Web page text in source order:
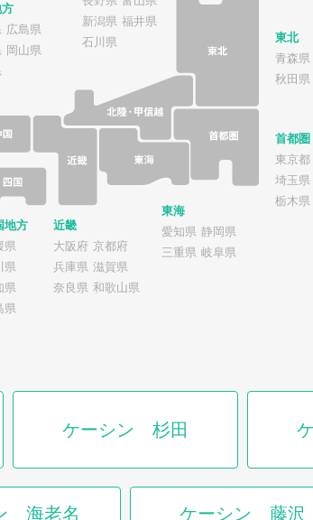
東北
青森県
秋田県
新潟県 福井県
石川県
首都圏
東京都
埼玉県
栃木県
東海
愛知県 静岡県
三重県 岐阜県
近畿
大阪府 京都府
兵庫県 滋賀県
奈良県 和歌山県
広島県
岡山県
地方
県
県
県
県
ケーシン 杉田
海老名 ケーシン 藤沢